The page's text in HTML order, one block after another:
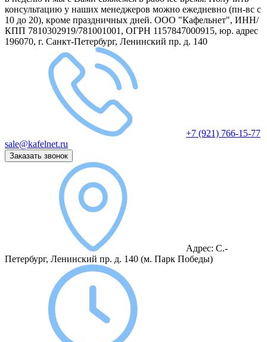
консультацию у наших менеджеров можно ежедневно (пн-вс с
10 до 20), кроме праздничных дней. ООО "Кафельнет", ИНН/
КПП 7810302919/781001001, ОГРН 1157847000915, юр. адрес
196070, г. Санкт-Петербург, Ленинский пр. д. 140
+7 (921) 766-15-77
sale@kafelnet.ru
Заказать звонок
Адрес: С.-
Петербург, Ленинский пр. д. 140 (м. Парк Победы)